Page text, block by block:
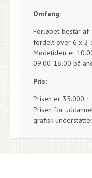
Omfang:
Forløbet består af
fordelt over 6 x 2
Mødetiden er
09.00-16.00 på
Pris:
Prisen er 35.000 +
Prisen for
grafisk